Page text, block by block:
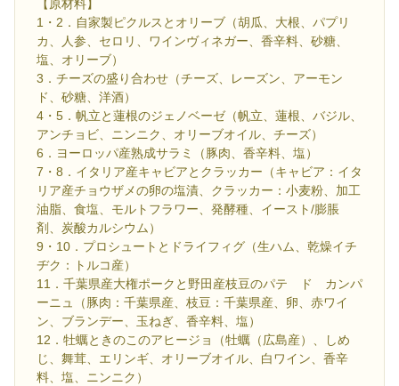
【原材料】
1・2．自家製ピクルスとオリーブ（胡瓜、大根、パプリ
カ、人参、セロリ、ワインヴィネガー、香辛料、砂糖、
塩、オリーブ）
3．チーズの盛り合わせ（チーズ、レーズン、アーモン
ド、砂糖、洋酒）
4・5．帆立と蓮根のジェノベーゼ（帆立、蓮根、バジル、
アンチョビ、ニンニク、オリーブオイル、チーズ）
6．ヨーロッパ産熟成サラミ（豚肉、香辛料、塩）
7・8．イタリア産キャビアとクラッカー（キャビア：イタ
リア産チョウザメの卵の塩漬、クラッカー：小麦粉、加工
油脂、食塩、モルトフラワー、発酵種、イースト/膨脹
剤、炭酸カルシウム）
9・10．プロシュートとドライフィグ（生ハム、乾燥イチ
ヂク：トルコ産）
11．千葉県産大権ポークと野田産枝豆のパテ ド カンパ
ーニュ（豚肉：千葉県産、枝豆：千葉県産、卵、赤ワイ
ン、ブランデー、玉ねぎ、香辛料、塩）
12．牡蠣ときのこのアヒージョ（牡蠣（広島産）、しめ
じ、舞茸、エリンギ、オリーブオイル、白ワイン、香辛
料、塩、ニンニク）